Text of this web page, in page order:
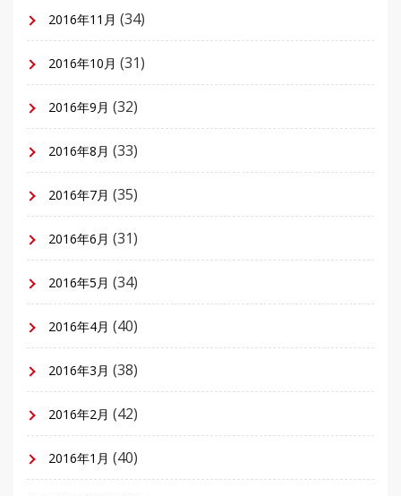
2016年11月 (34)
2016年10月 (31)
2016年9月 (32)
2016年8月 (33)
2016年7月 (35)
2016年6月 (31)
2016年5月 (34)
2016年4月 (40)
2016年3月 (38)
2016年2月 (42)
2016年1月 (40)